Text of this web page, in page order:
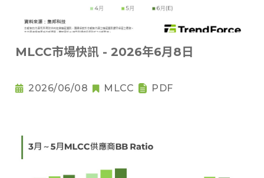
MLCC市場快訊 - 2026年6月8日
2026/06/08 MLCC PDF